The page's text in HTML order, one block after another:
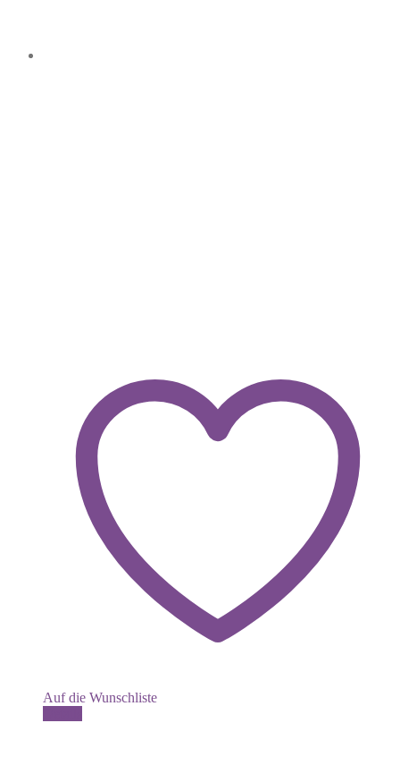
Auf die Wunschliste